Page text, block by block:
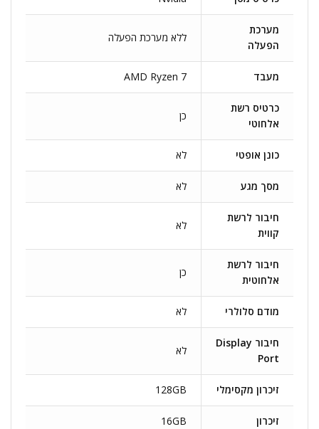
מערכת
הפעלה
ללא מערכת הפעלה
מעבד AMD Ryzen 7
כרטיס רשת
אלחוטי
כן
כונן אופטי לא
מסך מגע לא
חיבור לרשת
קווית
לא
חיבור לרשת
אלחוטית
כן
מודם סלולרי לא
חיבור Display
Port
לא
זיכרון מקסימלי 128GB
זיכרון 16GB